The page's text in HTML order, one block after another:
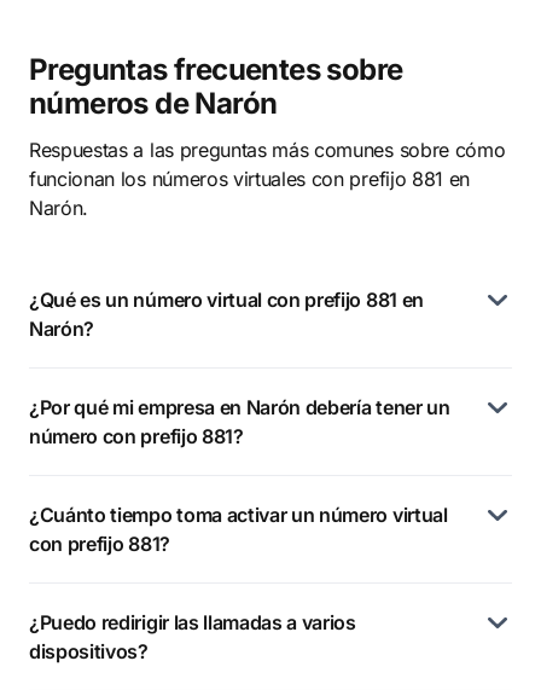
Preguntas frecuentes sobre
números de Narón
Respuestas a las preguntas más comunes sobre cómo
funcionan los números virtuales con prefijo 881 en
Narón.
¿Qué es un número virtual con prefijo 881 en
Narón?
¿Por qué mi empresa en Narón debería tener un
número con prefijo 881?
¿Cuánto tiempo toma activar un número virtual
con prefijo 881?
¿Puedo redirigir las llamadas a varios
dispositivos?